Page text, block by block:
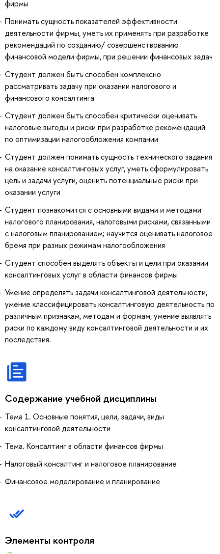
фирмы
Понимать сущность показателей эффективности
деятельности фирмы, уметь их применять при разработке
рекомендаций по созданию/ совершенствованию
финансовой модели фирмы, при решении финансовых задач
Студент должен быть способен комплексно
рассматривать задачу при оказании налогового и
финансового консалтинга
Студент должен быть способен критически оценивать
налоговые выгоды и риски при разработке рекомендаций
по оптимизации налогообложения компании
Студент должен понимать сущность технического задания
на оказание консалтинговых услуг, уметь сформулировать
цель и задачи услуги, оценить потенциальные риски при
оказании услуги
Студент познакомится с основными видами и методами
налогового планирования, налоговыми рисками, связанными
с налоговым планированием; научится оценивать налоговое
бремя при разных режимам налогообложения
Студент способен выделять объекты и цели при оказании
консалтинговых услуг в области финансов фирмы
Умение определять задачи консалтинговой деятельности,
умение классифицировать консалтинговую деятельность по
различным признакам, методам и формам, умение выявлять
риски по каждому виду консалтинговой деятельности и их
последствия.
Содержание учебной дисциплины
Тема 1. Основные понятия, цели, задачи, виды
консалтинговой деятельности
Тема. Консалтинг в области финансов фирмы
Налоговый консалтинг и налоговое планирование
Финансовое моделирование и планирование
Элементы контроля